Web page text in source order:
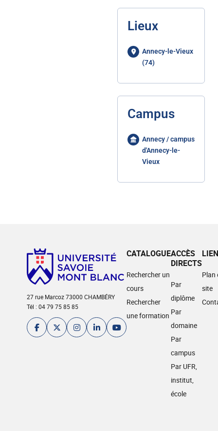
Lieux
Annecy-le-Vieux
(74)
Campus
Annecy / campus
d'Annecy-le-
Vieux
27 rue Marcoz 73000 CHAMBÉRY
Tél : 04 79 75 85 85
CATALOGUE
Rechercher un
cours
Rechercher
une formation
ACCÈS
DIRECTS
Par
diplôme
Par
domaine
Par
campus
Par UFR,
institut,
école
Plan
site